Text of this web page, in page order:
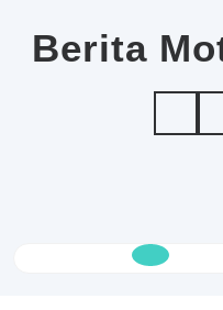
contentBerita